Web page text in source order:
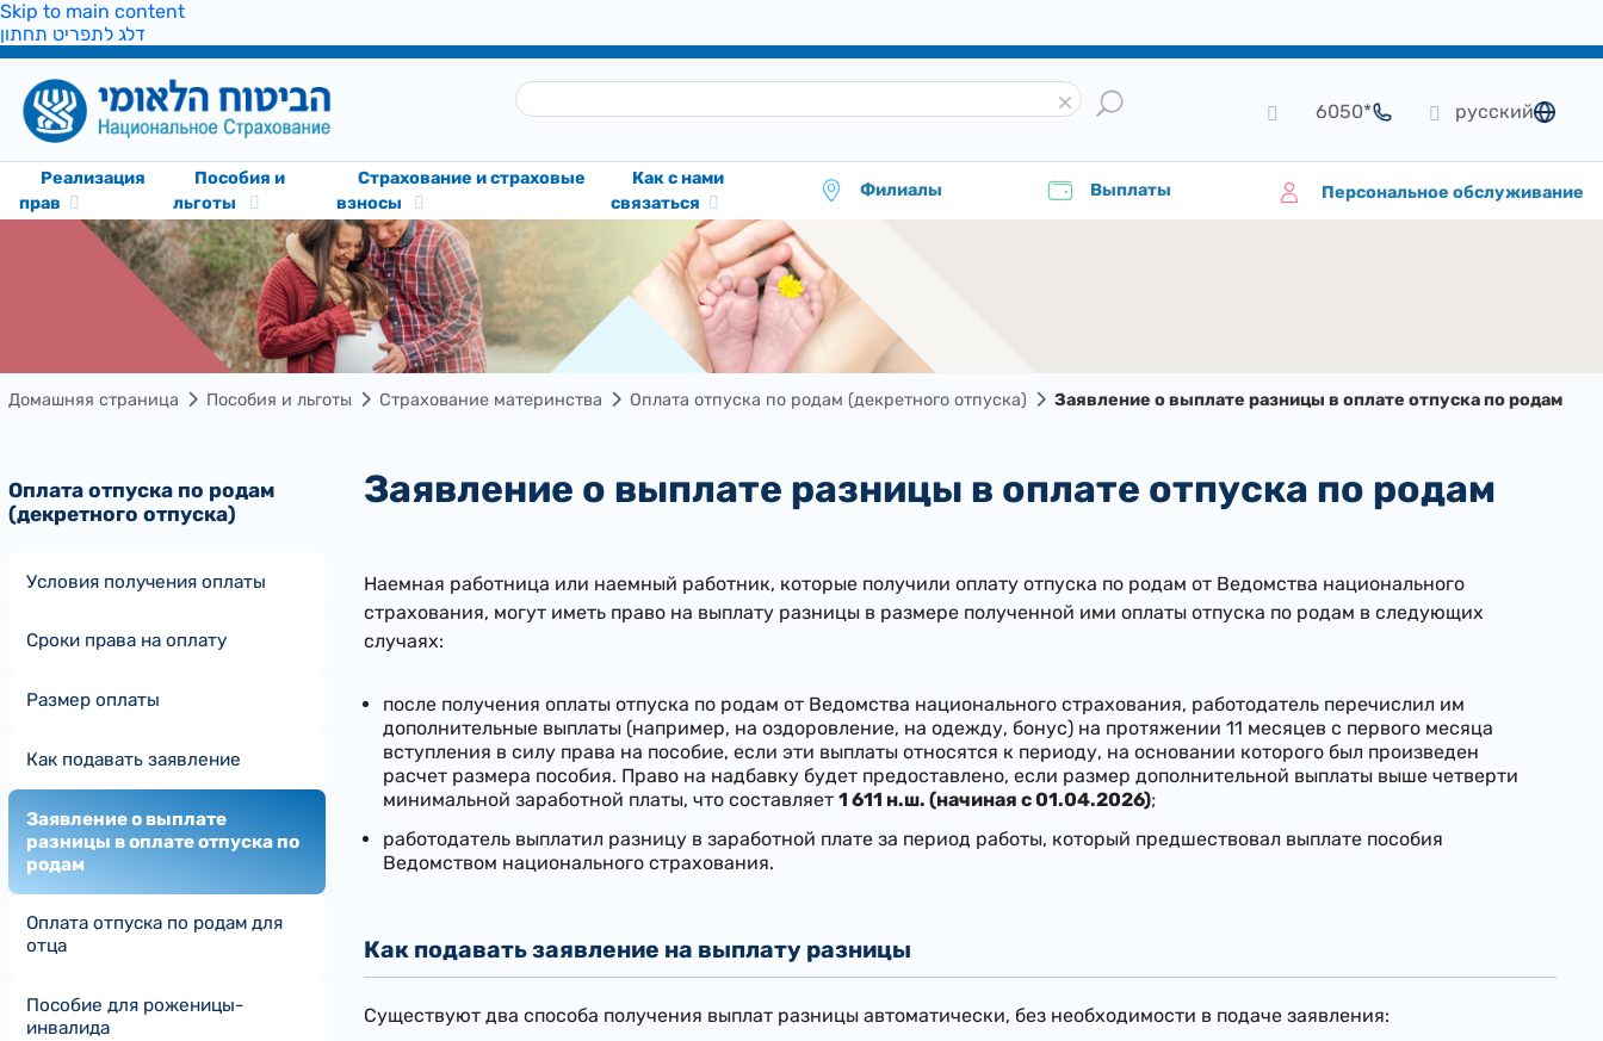
Skip to main content
דלג לתפריט תחתון
язык
русский
*6050
Реализация
прав
Пособия и
льготы
Cтрахование и страховые
взносы
Как с нами
связаться
Филиалы Выплаты Персональное обслуживание
Домашняя страница Пособия и льготы Страхование материнства Оплата отпуска по родам (декретного отпуска) Заявление о выплате разницы в оплате отпуска по родам
Оплата отпуска по родам
(декретного отпуска)
Условия получения оплаты
Сроки права на оплату
Размер оплаты
Как подавать заявление
Заявление о выплате
разницы в оплате отпуска по
родам
Оплата отпуска по родам для
отца
Пособие для роженицы-
инвалида
Заявление о выплате разницы в оплате отпуска по родам
​Наемная работница или наемный работник, которые получили оплату отпуска по родам от Ведомства национального
страхования, могут иметь право на выплату разницы в размере полученной ими оплаты отпуска по родам в следующих
случаях:
после получения оплаты отпуска по родам от Ведомства национального страхования, работодатель перечислил им
дополнительные выплаты (например, на оздоровление, на одежду, бонус) на протяжении 11 месяцев с первого месяца
вступления в силу права на пособие, если эти выплаты относятся к периоду, на основании которого был произведен
расчет размера пособия. Право на надбавку будет предоставлено, если размер дополнительной выплаты выше четверти
минимальной заработной платы, что составляет 1 611 н.ш. (начиная с 01.04.2026);
работодатель выплатил разницу в заработной плате за период работы, который предшествовал выплате пособия
Ведомством национального страхования.
Как подавать заявление на выплату разницы
Существуют два способа получения выплат разницы автоматически, без необходимости в подаче заявления: